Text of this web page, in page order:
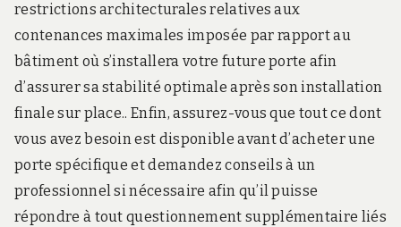
restrictions architecturales relatives aux
contenances maximales imposée par rapport au
bâtiment où s’installera votre future porte afin
d’assurer sa stabilité optimale après son installation
finale sur place.. Enfin, assurez-vous que tout ce dont
vous avez besoin est disponible avant d’acheter une
porte spécifique et demandez conseils à un
professionnel si nécessaire afin qu’il puisse
répondre à tout questionnement supplémentaire liés